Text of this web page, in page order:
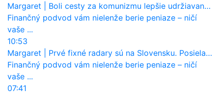
Margaret
Boli cesty za komunizmu lepšie udržiavané ako dnes?
Finančný podvod vám nielenže berie peniaze – ničí
vaše ...
10:53
Margaret
Prvé fixné radary sú na Slovensku. Posielajú už pokuty? Ukáže ich Waze?
Finančný podvod vám nielenže berie peniaze – ničí
vaše ...
07:41